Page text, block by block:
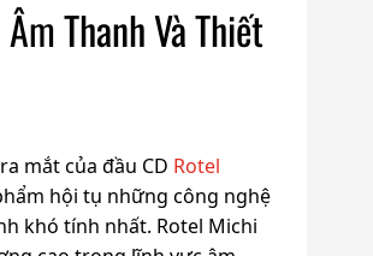
Thanh Và Thiết
mắt của đầu CD Rotel
hội tụ những công nghệ
khó tính nhất. Rotel Michi